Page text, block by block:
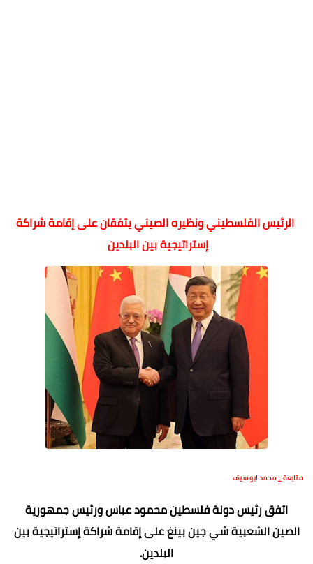
الرئيس الفلسطيني ونظيره الصيني يتفقان على إقامة شراكة
إستراتيجية بين البلدين
متابعة _ محمد ابو سيف
اتفق رئيس دولة فلسطين محمود عباس ورئيس جمهورية
الصين الشعبية شي جين بينغ على إقامة شراكة إستراتيجية بين
البلدين.